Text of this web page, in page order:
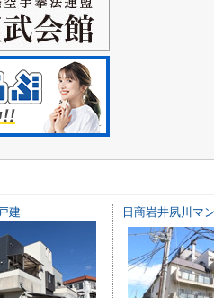
建 日商岩井夙川マ